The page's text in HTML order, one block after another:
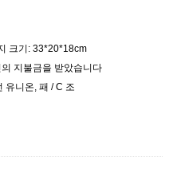
크기: 33*20*18cm
지불금을 받았습니다
유니온, 패 / C 조